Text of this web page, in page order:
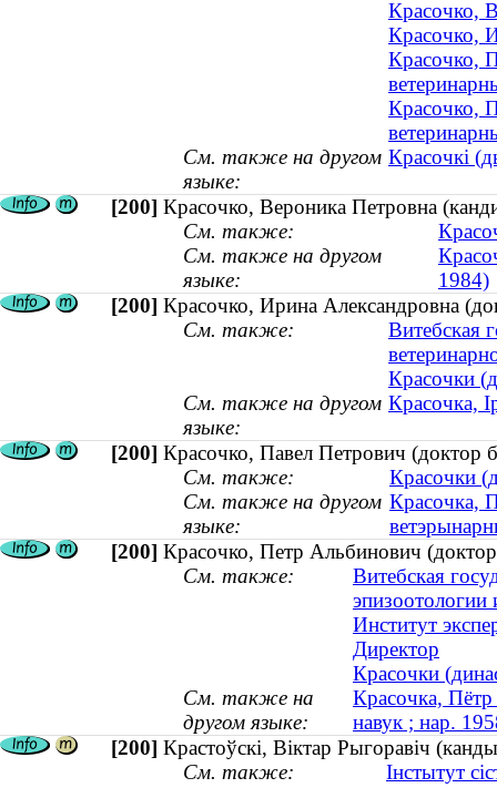
Красочко,
Красочко,
Красочко,
Красочко,
См. также на другом
языке:
Красочкі
[200] Красочко, Вероника Петровна
См. также:
См. также на другом
языке:
1984)
[200] Красочко, Ирина Александровна
См. также:
Витебская
Красочки
См. также на другом
языке:
Красочка,
[200] Красочко, Павел Петрович (доктор
См. также:
Красочки
См. также на другом
языке:
Красочка,
[200] Красочко, Петр Альбинович
См. также:
Витебская
Институт
Директор
Красочки
См. также на
другом языке:
Красочка, Пётр
навук ; нар.
[200] Крастоўскі, Віктар Рыгоравіч
См. также:
Інстытут